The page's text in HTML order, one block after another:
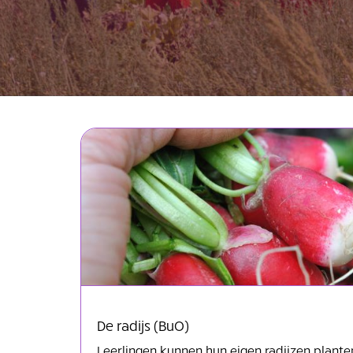
De radijs (BuO)
Leerlingen kunnen hun eigen radijzen